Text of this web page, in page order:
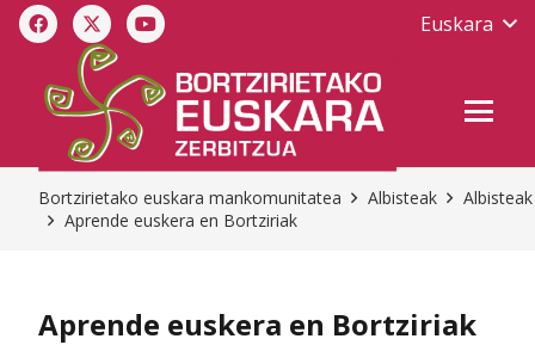
Euskara
Bortzirietako euskara mankomunitatea Albisteak
Albisteak
Aprende euskera en Bortziriak
Aprende euskera en Bortziriak